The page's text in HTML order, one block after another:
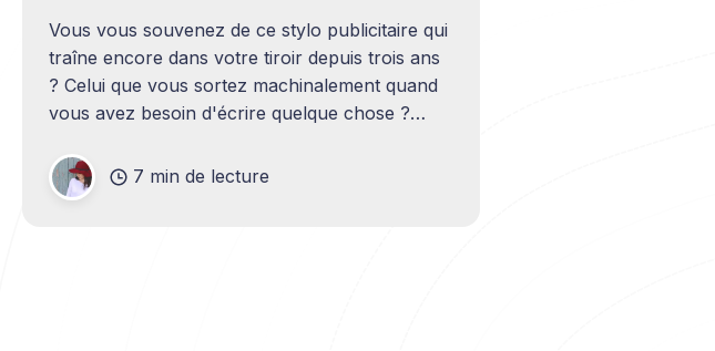
Vous vous souvenez de ce stylo publicitaire qui
traîne encore dans votre tiroir depuis trois ans
? Celui que vous sortez machinalement quand
vous avez besoin d'écrire quelque chose ?
publicitaire. Contrairement à une publicité
Facebook qui disparaît en une fraction
7 min de lecture